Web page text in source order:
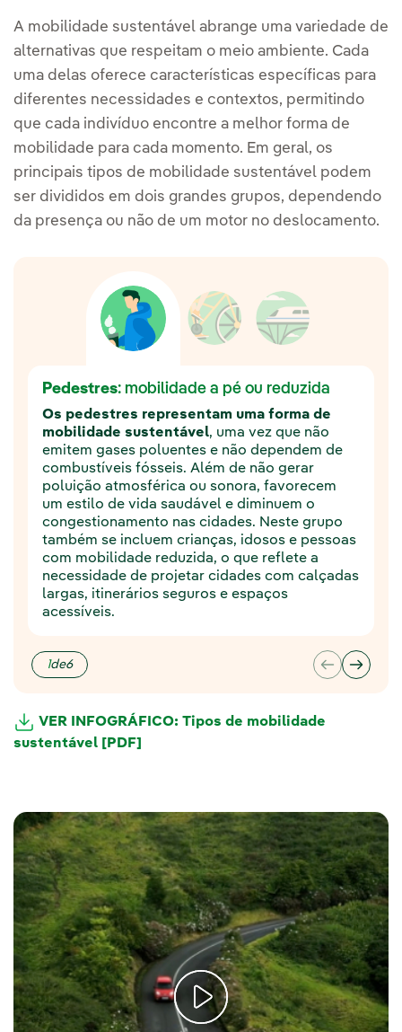
A mobilidade sustentável abrange uma variedade de
alternativas que respeitam o meio ambiente. Cada
uma delas oferece características específicas para
diferentes necessidades e contextos, permitindo
que cada indivíduo encontre a melhor forma de
mobilidade para cada momento. Em geral, os
principais tipos de mobilidade sustentável podem
ser divididos em dois grandes grupos, dependendo
da presença ou não de um motor no deslocamento.
Pedestres: mobilidade a pé ou reduzida
Os pedestres representam uma forma de
mobilidade sustentável, uma vez que não
emitem gases poluentes e não dependem de
combustíveis fósseis. Além de não gerar
poluição atmosférica ou sonora, favorecem
um estilo de vida saudável e diminuem o
congestionamento nas cidades. Neste grupo
também se incluem crianças, idosos e pessoas
com mobilidade reduzida, o que reflete a
necessidade de projetar cidades com calçadas
largas, itinerários seguros e espaços
acessíveis.
1de6
VER INFOGRÁFICO: Tipos de mobilidade
sustentável [PDF]